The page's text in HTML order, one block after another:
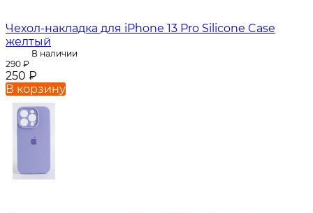
Чехол-накладка для iPhone 13 Pro Silicone Case
желтый
В наличии
290 ₽
250 ₽
В корзину